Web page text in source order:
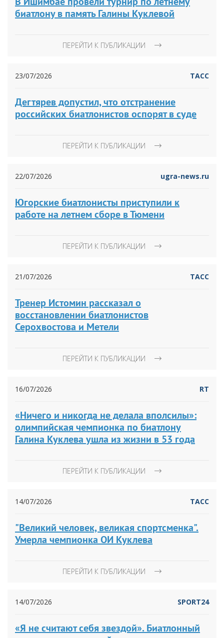
биатлону в память Галины Куклевой
ПЕРЕЙТИ К ПУБЛИКАЦИИ
23/07/2026 ТАСС
Дегтярев допустил, что отстранение
российских биатлонистов оспорят в суде
ПЕРЕЙТИ К ПУБЛИКАЦИИ
22/07/2026 ugra-news.ru
Югорские биатлонисты приступили к
работе на летнем сборе в Тюмени
ПЕРЕЙТИ К ПУБЛИКАЦИИ
21/07/2026 ТАСС
Тренер Истомин рассказал о
восстановлении биатлонистов
Серохвостова и Метели
ПЕРЕЙТИ К ПУБЛИКАЦИИ
16/07/2026 RT
«Ничего и никогда не делала вполсилы»:
олимпийская чемпионка по биатлону
Галина Куклева ушла из жизни в 53 года
ПЕРЕЙТИ К ПУБЛИКАЦИИ
14/07/2026 ТАСС
"Великий человек, великая спортсменка".
Умерла чемпионка ОИ Куклева
ПЕРЕЙТИ К ПУБЛИКАЦИИ
14/07/2026 SPORT24
«Я не считают себя звездой». Биатлонный